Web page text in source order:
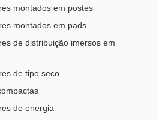
montados em postes
montados em pads
de distribuição imersos em
de tipo seco
de energia